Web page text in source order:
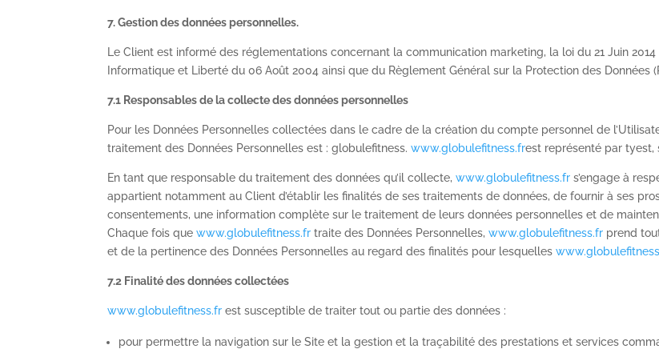
7. Gestion des données personnelles.
Le Client est informé des réglementations concernant la communication marketing, la loi du 21 Juin
Informatique et Liberté du 06 Août 2004 ainsi que du Règlement Général sur la Protection des Données (
7.1 Responsables de la collecte des données personnelles
Pour les Données Personnelles collectées dans le cadre de la création du compte personnel de
traitement des Données Personnelles est : globulefitness.www.globulefitness.frest représenté par
En tant que responsable du traitement des données qu’il collecte,www.globulefitness.fr s’engage à
appartient notamment au Client d’établir les finalités de ses traitements de données, de fournir à ses
consentements, une information complète sur le traitement de leurs données personnelles et de
Chaque fois quewww.globulefitness.fr traite des Données Personnelles,www.globulefitness.fr prend
et de la pertinence des Données Personnelles au regard des finalités pour lesquelles
7.2 Finalité des données collectées
www.globulefitness.fr est susceptible de traiter tout ou partie des données :
pour permettre la navigation sur le Site et la gestion et la traçabilité des prestations et services